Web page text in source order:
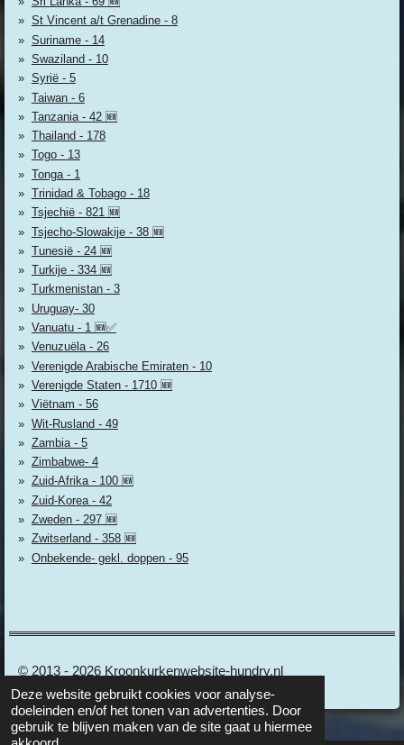
Deze website gebruikt cookies voor analyse-
doeleinden en/of het tonen van advertenties. Door
gebruik te blijven maken van de site gaat u hiermee
St Vincent a/t Grenadine - 8
Suriname - 14
Swaziland - 10
Syrië - 5
Taiwan - 6
Tanzania - 42 🆕
Thailand - 178
Togo - 13
Tonga - 1
Trinidad & Tobago - 18
Tsjechië - 821 🆕
Tsjecho-Slowakije - 38 🆕
Tunesië - 24 🆕
Turkije - 334 🆕
Turkmenistan - 3
Uruguay- 30
Vanuatu - 1 🆕✅
Venuzuëla - 26
Verenigde Arabische Emiraten - 10
Verenigde Staten - 1710 🆕
Viëtnam - 56
Wit-Rusland - 49
Zambia - 5
Zimbabwe- 4
Zuid-Afrika - 100 🆕
Zuid-Korea - 42
Zweden - 297 🆕
Zwitserland - 358 🆕
Onbekende- gekl. doppen - 95
© 2013 - 2026 Kroonkurkenwebsite-hundry.nl